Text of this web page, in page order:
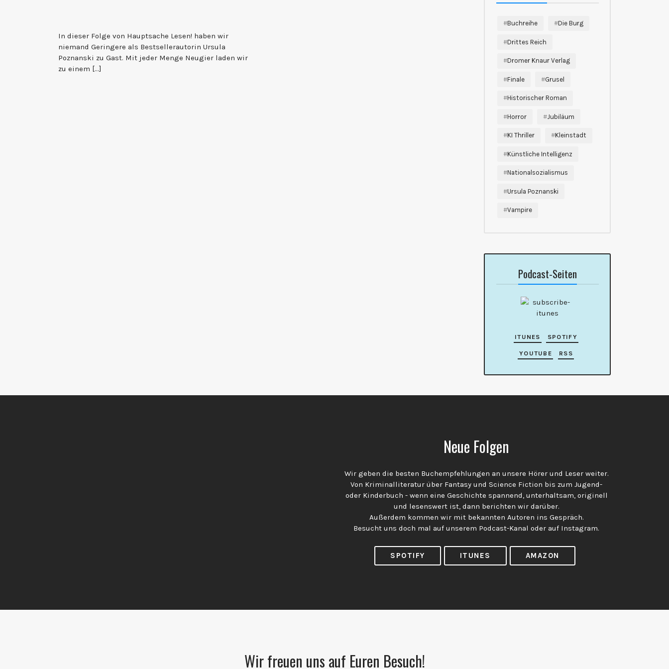
In dieser Folge von Hauptsache Lesen! haben wir
niemand Geringere als Bestsellerautorin Ursula
Poznanski zu Gast. Mit jeder Menge Neugier laden wir
zu einem […]
Buchreihe Die Burg
Drittes Reich
Dromer Knaur Verlag
Finale Grusel
Historischer Roman
Horror Jubiläum
KI Thriller Kleinstadt
Künstliche Intelligenz
Nationalsozialismus
Ursula Poznanski
Vampire
Podcast-Seiten
ITUNES SPOTIFY
YOUTUBE RSS
Neue Folgen
Wir geben die besten Buchempfehlungen an unsere Hörer und Leser weiter.
Von Kriminalliteratur über Fantasy und Science Fiction bis zum Jugend-
oder Kinderbuch - wenn eine Geschichte spannend, unterhaltsam, originell
und lesenswert ist, dann berichten wir darüber.
Außerdem kommen wir mit bekannten Autoren ins Gespräch.
Besucht uns doch mal auf unserem Podcast-Kanal oder auf Instagram.
SPOTIFY ITUNES AMAZON
Wir freuen uns auf Euren Besuch!